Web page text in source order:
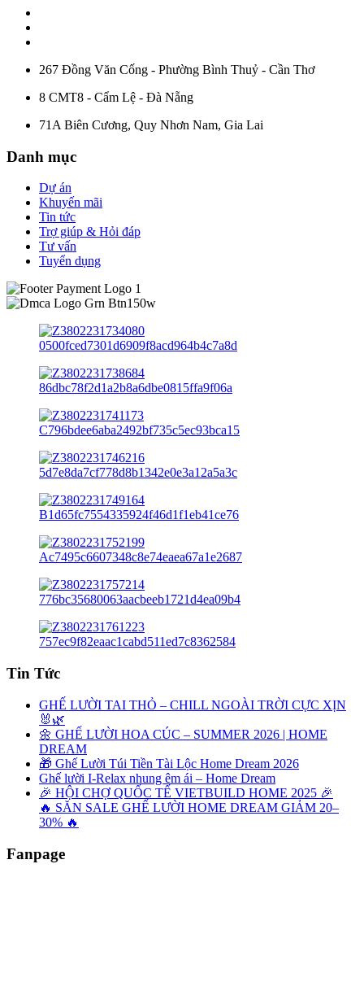
267 Đồng Văn Cống - Phường Bình Thuỷ - Cần Thơ
8 CMT8 - Cẩm Lệ - Đà Nẵng
71A Biên Cương, Quy Nhơn Nam, Gia Lai
Danh mục
Dự án
Khuyến mãi
Tin tức
Trợ giúp & Hỏi đáp
Tư vấn
Tuyển dụng
Tin Tức
GHẾ LƯỜI TAI THỎ – CHILL NGOÀI TRỜI CỰC XỊN
🐰🌿
🌼 GHẾ LƯỜI HOA CÚC – SUMMER 2026 | HOME
DREAM
🎁 Ghế Lười Túi Tiền Tài Lộc Home Dream 2026
Ghế lười I-Relax nhung êm ái – Home Dream
🎉 HỘI CHỢ QUỐC TẾ VIETBUILD HOME 2025 🎉
🔥 SĂN SALE GHẾ LƯỜI HOME DREAM GIẢM 20–
30% 🔥
Fanpage